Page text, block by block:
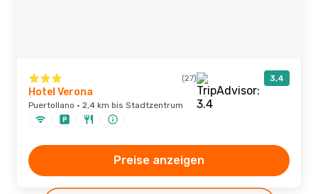
(27) 3,4
Hotel Verona
Puertollano · 2,4 km bis Stadtzentrum
Preise anzeigen